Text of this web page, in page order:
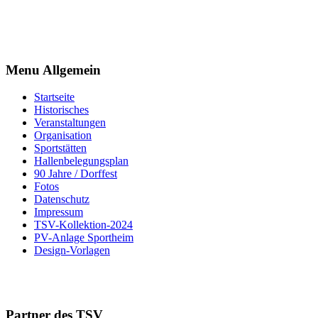
Menu Allgemein
Startseite
Historisches
Veranstaltungen
Organisation
Sportstätten
Hallenbelegungsplan
90 Jahre / Dorffest
Fotos
Datenschutz
Impressum
TSV-Kollektion-2024
PV-Anlage Sportheim
Design-Vorlagen
Partner des TSV